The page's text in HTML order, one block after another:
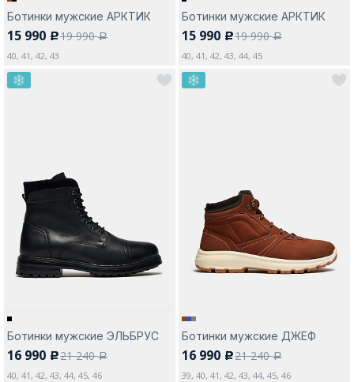
Ботинки мужские АРКТИК
15 990 c19 990a
40, 41, 42, 43
Ботинки мужские АРКТИК
15 990 c19 990a
40, 41, 42, 43, 44, 45
Ботинки мужские ЭЛЬБРУС
16 990 c21 240a
40, 41, 42, 43, 44, 45, 46
Ботинки мужские ДЖЕФ
16 990 c21 240a
39, 40, 41, 42, 43, 44, 45, 46